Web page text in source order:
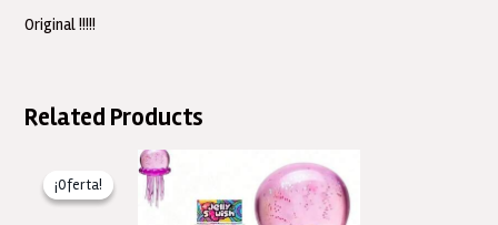
Original !!!!!
Related Products
¡Oferta!
¡Oferta!